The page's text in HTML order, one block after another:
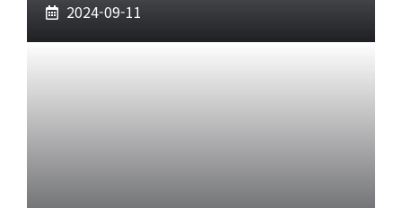
2024-09-11